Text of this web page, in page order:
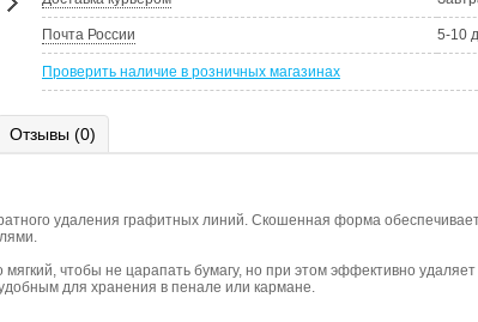
Почта России 5-10
Проверить наличие в розничных магазинах
Отзывы (0)
удаления графитных линий. Скошенная форма
мягкий, чтобы не царапать бумагу, но при этом эффективно
для хранения в пенале или кармане.